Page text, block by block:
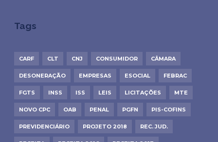
Tags
CARF CLT CNJ CONSUMIDOR CÂMARA
DESONERAÇÃO EMPRESAS ESOCIAL FEBRAC
FGTS INSS ISS LEIS LICITAÇÕES MTE
NOVO CPC OAB PENAL PGFN PIS-COFINS
PREVIDENCIÁRIO PROJETO 2018 REC. JUD.